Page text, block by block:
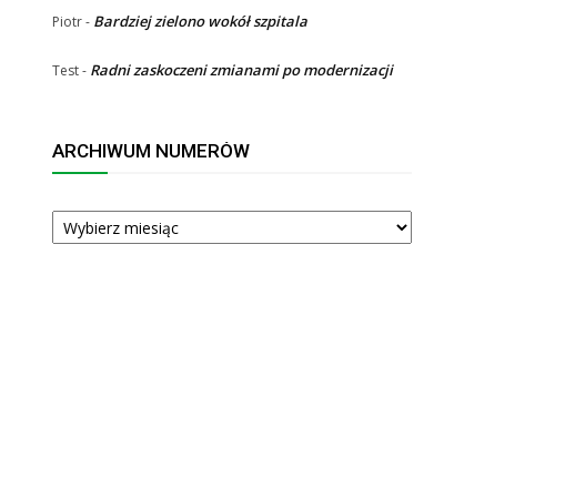
Piotr- Bardziej zielono wokół szpitala
Test- Radni zaskoczeni zmianami po modernizacji
ARCHIWUM NUMERÓW
ARCHIWUM
NUMERÓW